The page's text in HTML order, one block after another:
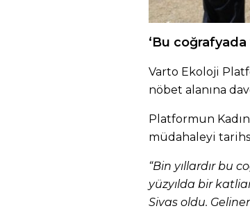
‘Bu coğrafyada
Varto Ekoloji
nöbet alanına
Platformun
müdahaleyi
“Bin yıllardır bu
yüzyılda bir
Sivas oldu.